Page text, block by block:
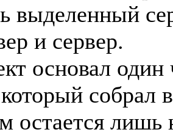
выделенный
и сервер.
основал
собрал
остается лишь